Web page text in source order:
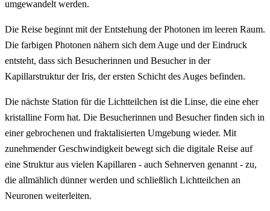
umgewandelt werden.
Die Reise beginnt mit der Entstehung der Photonen im leeren Raum.
Die farbigen Photonen nähern sich dem Auge und der Eindruck
entsteht, dass sich Besucherinnen und Besucher in der
Kapillarstruktur der Iris, der ersten Schicht des Auges befinden.
Die nächste Station für die Lichtteilchen ist die Linse, die eine eher
kristalline Form hat. Die Besucherinnen und Besucher finden sich in
einer gebrochenen und fraktalisierten Umgebung wieder. Mit
zunehmender Geschwindigkeit bewegt sich die digitale Reise auf
eine Struktur aus vielen Kapillaren - auch Sehnerven genannt - zu,
die allmählich dünner werden und schließlich Lichtteilchen an
Neuronen weiterleiten.